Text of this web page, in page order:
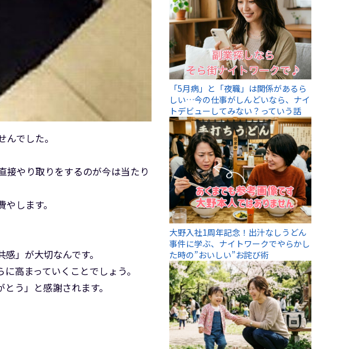
でした。
接やり取りをするのが今は当たり
します。
」が大切なんです。
高まっていくことでしょう。
う」と感謝されます。
「5月病」と「夜職」は関係があるら
しい…今の仕事がしんどいなら、ナイ
トデビューしてみない？っていう話
大野入社1周年記念！出汁なしうどん
事件に学ぶ、ナイトワークでやらかし
た時の”おいしい”お詫び術